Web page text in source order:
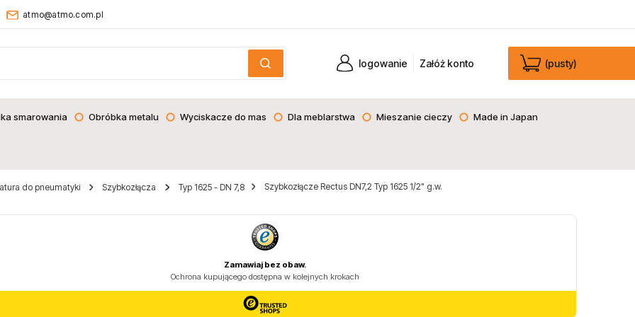
atmo@atmo.com.pl
(pusty)
Załóż konto
logowanie
smarowania Obróbka metalu Wyciskacze do mas Dla meblarstwa Mieszanie cieczy Made in Japan
do pneumatyki Szybkozłącza Typ 1625 - DN 7,8 Szybkozłącze Rectus DN7,2 Typ 1625 1/2" g.w.